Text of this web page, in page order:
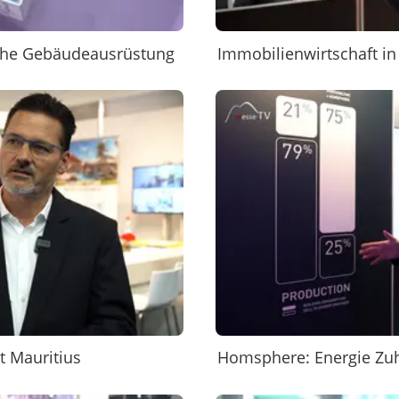
Gebäudeausrüstung Immobilienwirtschaft
Mauritius Homsphere: Energie